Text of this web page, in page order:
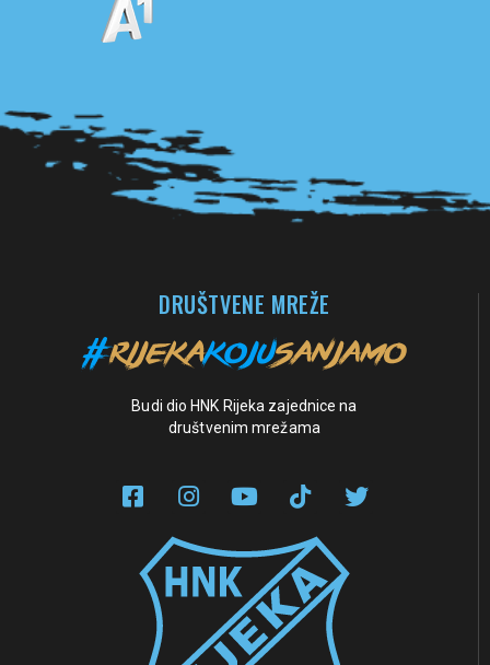
DRUŠTVENE MREŽE
Budi dio HNK Rijeka zajednice na
društvenim mrežama